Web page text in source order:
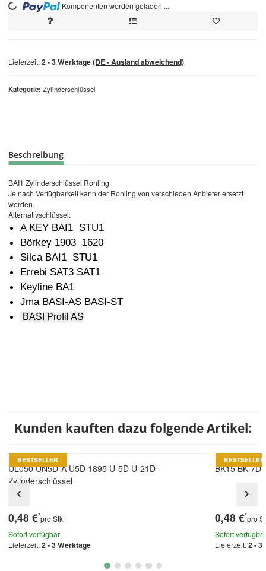
Kategorie Zylinderschlüssel
Loading... Komponenten werden geladen ...
Lieferzeit:2 - 3 Werktage(DE - Ausland abweichend)
Beschreibung
BAI1 Zylinderschlüssel Rohling
Je nach Verfügbarkeit kann der Rohling von verschieden Anbieter ersetzt
werden.
Alternativschlüssel:
A KEY BAI1 STU1
Börkey 1903 1620
Silca BAI1 STU1
Errebi SAT3 SAT1
Keyline BA1
Jma BASI-AS BASI-ST
BASI Profil AS
Kunden kauften dazu folgende Artikel:
BESTSELLER
UL050 UN5D-A U5D 1895 U-5D U-21D -
Zylinderschlüssel
0,48 €*pro Stk
Sofort verfügbar
Lieferzeit:2 - 3 Werktage
BESTSELLER
BK15 BK-7D
0,48 €*pro
Sofort verfügbar
Lieferzeit:2 - 3